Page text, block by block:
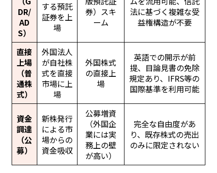
DR/
AD
S）
する預託
証券を上
場
券）スキ
ーム
法に基づく複雑な受
益権構造が不要
直接
上場
（普
通株
式）
外国法人
が自社株
式を直接
市場に上
場
外国株式
の直接上
場
英語での開示が前
提、目論見書の免除
規定あり、IFRS等の
国際基準を利用可能
資金
調達
（公
募）
新株発行
による市
場からの
資金吸収
公募増資
（外国企
業には実
務上の壁
が高い）
完全な自由度があ
り、既存株式の売出
のみに限定されない